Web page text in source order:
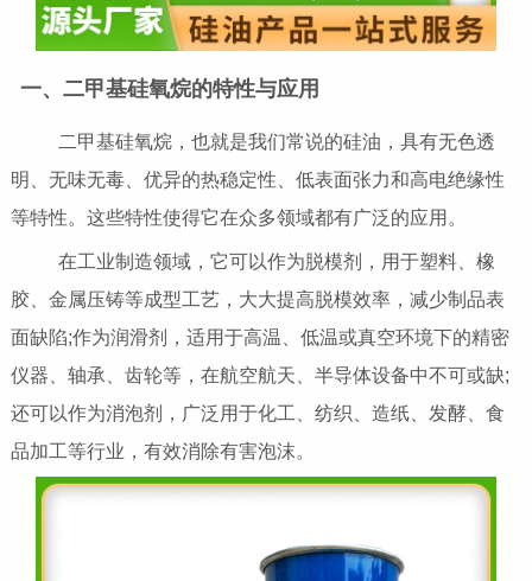
一、二甲基硅氧烷的特性与应用
二甲基硅氧烷，也就是我们常说的硅油，具有无色透
明、无味无毒、优异的热稳定性、低表面张力和高电绝缘性
等特性。这些特性使得它在众多领域都有广泛的应用。
在工业制造领域，它可以作为脱模剂，用于塑料、橡
胶、金属压铸等成型工艺，大大提高脱模效率，减少制品表
面缺陷;作为润滑剂，适用于高温、低温或真空环境下的精密
仪器、轴承、齿轮等，在航空航天、半导体设备中不可或缺;
还可以作为消泡剂，广泛用于化工、纺织、造纸、发酵、食
品加工等行业，有效消除有害泡沫。